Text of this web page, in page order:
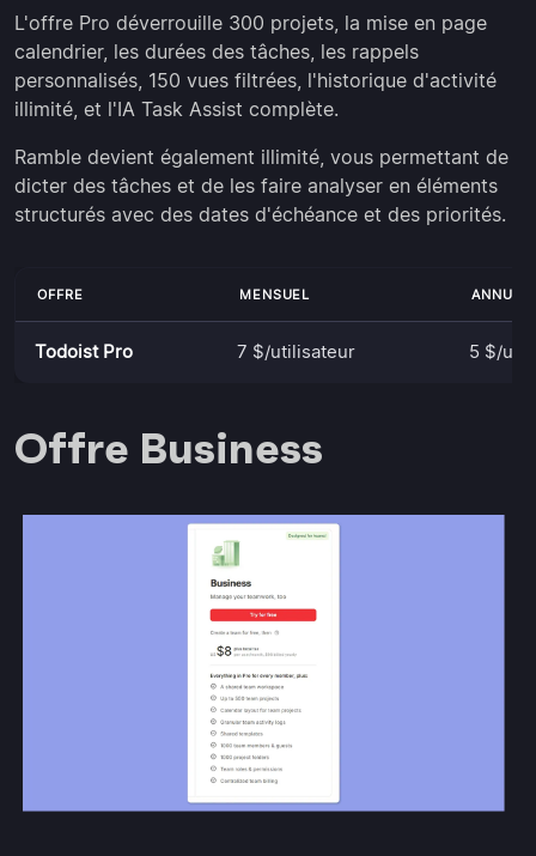
L'offre Pro déverrouille 300 projets, la mise en page
calendrier, les durées des tâches, les rappels
personnalisés, 150 vues filtrées, l'historique d'activité
illimité, et l'IA Task Assist complète.
Ramble devient également illimité, vous permettant de
dicter des tâches et de les faire analyser en éléments
structurés avec des dates d'échéance et des priorités.
OFFRE MENSUEL ANNUEL
Todoist Pro 7 $/utilisateur 5 $/
Offre Business